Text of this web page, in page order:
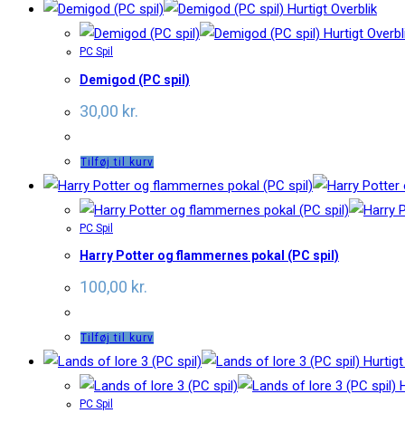
Hurtigt Overblik
Hurtigt
PC Spil
Demigod (PC spil)
30,00 kr.
Tilføj til kurv
PC Spil
Harry Potter og flammernes pokal (PC spil)
100,00 kr.
Tilføj til kurv
Hurtigt
PC Spil